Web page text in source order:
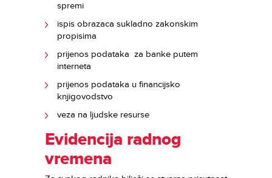
spremi
ispis obrazaca sukladno zakonskim
propisima
prijenos podataka za banke putem
interneta
prijenos podataka u financijsko
knjigovodstvo
veza na ljudske resurse
Evidencija radnog
vremena